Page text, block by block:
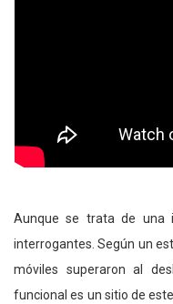
Aunque se trata de una
interrogantes. Según un
móviles superaron al
funcional es un sitio de